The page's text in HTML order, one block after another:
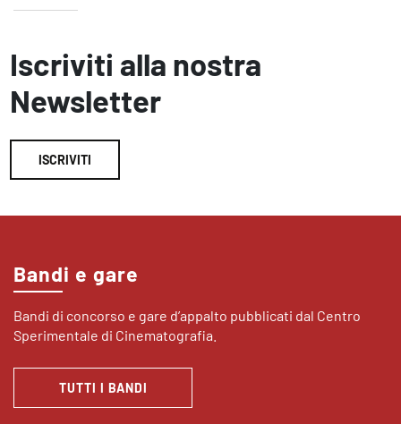
Iscriviti alla nostra
Newsletter
ISCRIVITI
Bandi e gare
Bandi di concorso e gare d’appalto pubblicati dal Centro
Sperimentale di Cinematografia.
TUTTI I BANDI